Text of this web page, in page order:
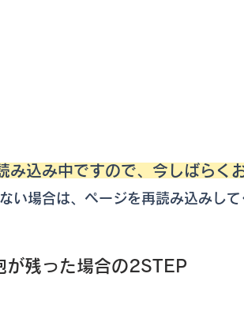
み込み中ですので、今しばらく
い場合は、ページを再読み込みして
が残った場合の2STEP